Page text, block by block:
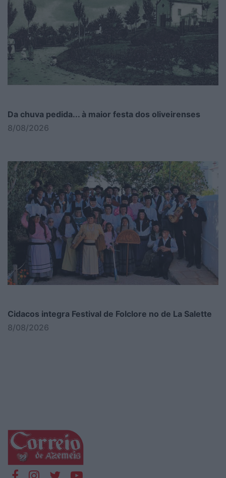
Da chuva pedida... à maior festa dos oliveirenses
8/08/2026
Cidacos integra Festival de Folclore no de La Salette
8/08/2026